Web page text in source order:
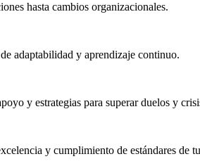
hasta cambios organizacionales.
adaptabilidad y aprendizaje continuo.
y estrategias para superar duelos y
y cumplimiento de estándares de